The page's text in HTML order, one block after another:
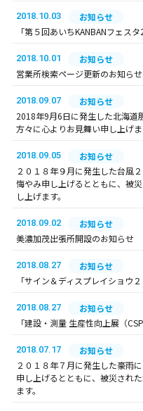
2018.10.03
お知らせ
「第５回あいちKANBANフェス
2018.10.01
お知らせ
営業所検索ページ更新のお知らせ
2018.09.07
お知らせ
2018年9月6日に発生した北海道
方々に心よりお見舞い申し上げま
2018.09.05
お知らせ
２０１８年９月に発生した台風
悔やみ申し上げるとともに、被
し上げます。
2018.09.02
お知らせ
美濃加茂出張所開設のお知らせ
2018.08.27
お知らせ
「サイン＆ディスプレイショウ
2018.08.27
お知らせ
「建設・測量 生産性向上展（
2018.07.17
お知らせ
２０１８年７月に発生した豪雨
申し上げるとともに、被災され
ます。